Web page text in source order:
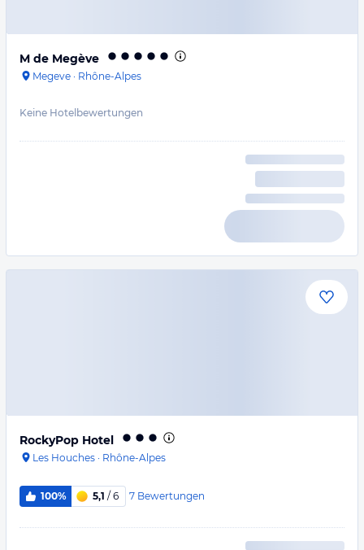
M de Megève
Megeve · Rhône-Alpes
Keine Hotelbewertungen
RockyPop Hotel
Les Houches · Rhône-Alpes
100% 5,1 / 6 7 Bewertungen